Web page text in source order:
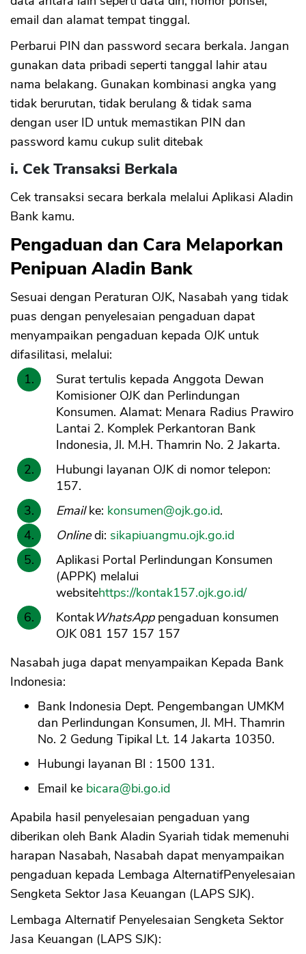
email dan alamat tempat tinggal.
Perbarui PIN dan password secara berkala. Jangan
gunakan data pribadi seperti tanggal lahir atau
nama belakang. Gunakan kombinasi angka yang
tidak berurutan, tidak berulang & tidak sama
dengan user ID untuk memastikan PIN dan
password kamu cukup sulit ditebak
i. Cek Transaksi Berkala
Cek transaksi secara berkala melalui Aplikasi Aladin
Bank kamu.
Pengaduan dan Cara Melaporkan
Penipuan Aladin Bank
Sesuai dengan Peraturan OJK, Nasabah yang tidak
puas dengan penyelesaian pengaduan dapat
menyampaikan pengaduan kepada OJK untuk
difasilitasi, melalui:
Surat tertulis kepada Anggota Dewan
Komisioner OJK dan Perlindungan
Konsumen. Alamat: Menara Radius Prawiro
Lantai 2. Komplek Perkantoran Bank
Indonesia, Jl. M.H. Thamrin No. 2 Jakarta.
Hubungi layanan OJK di nomor telepon:
157.
Emailke: konsumen@ojk.go.id.
Onlinedi: sikapiuangmu.ojk.go.id
Aplikasi Portal Perlindungan Konsumen
(APPK) melalui
websitehttps://kontak157.ojk.go.id/
KontakWhatsApp pengaduan konsumen
OJK 081 157 157 157
Nasabah juga dapat menyampaikan Kepada Bank
Indonesia:
Bank Indonesia Dept. Pengembangan UMKM
dan Perlindungan Konsumen, Jl. MH. Thamrin
No. 2 Gedung Tipikal Lt. 14 Jakarta 10350.
Hubungi layanan BI : 1500 131.
Email ke bicara@bi.go.id
Apabila hasil penyelesaian pengaduan yang
diberikan oleh Bank Aladin Syariah tidak memenuhi
harapan Nasabah, Nasabah dapat menyampaikan
pengaduan kepada Lembaga AlternatifPenyelesaian
Sengketa Sektor Jasa Keuangan (LAPS SJK).
Lembaga Alternatif Penyelesaian Sengketa Sektor
Jasa Keuangan (LAPS SJK):